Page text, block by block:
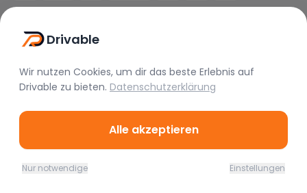
Marken
BMW Mercedes
Audi
Porsche
McLaren
Bentley
Maserati
Drivable
Wir nutzen Cookies, um dir das beste Erlebnis auf
Drivable zu bieten. Datenschutzerklärung
Alle akzeptieren
Nur notwendige Einstellungen